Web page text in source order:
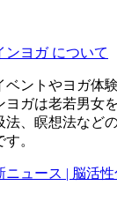
ンヨガ について
ベントやヨガ体
ヨガは老若男女
、瞑想法など
。
ュース | 脳活